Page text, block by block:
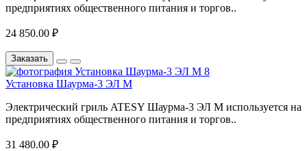
предприятиях общественного питания и торгов..
24 850.00 ₽
Заказать
Установка Шаурма-3 ЭЛ М
Электрический гриль ATESY​ Шаурма-3 ЭЛ М используется на
предприятиях общественного питания и торгов..
31 480.00 ₽